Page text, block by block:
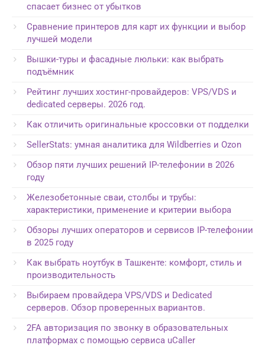
спасает бизнес от убытков
Сравнение принтеров для карт их функции и выбор
лучшей модели
Вышки-туры и фасадные люльки: как выбрать
подъёмник
Рейтинг лучших хостинг-провайдеров: VPS/VDS и
dedicated серверы. 2026 год.
Как отличить оригинальные кроссовки от подделки
SellerStats: умная аналитика для Wildberries и Ozon
Обзор пяти лучших решений IP-телефонии в 2026
году
Железобетонные сваи, столбы и трубы:
характеристики, применение и критерии выбора
Обзоры лучших операторов и сервисов IP-телефонии
в 2025 году
Как выбрать ноутбук в Ташкенте: комфорт, стиль и
производительность
Выбираем провайдера VPS/VDS и Dedicated
серверов. Обзор проверенных вариантов.
2FA авторизация по звонку в образовательных
платформах с помощью сервиса uCaller